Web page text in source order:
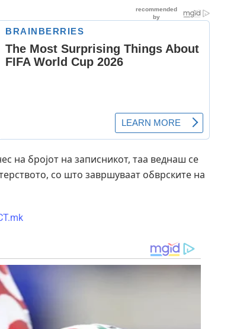
на бројот на записникот, таа веднаш се
со што завршуваат обврските на